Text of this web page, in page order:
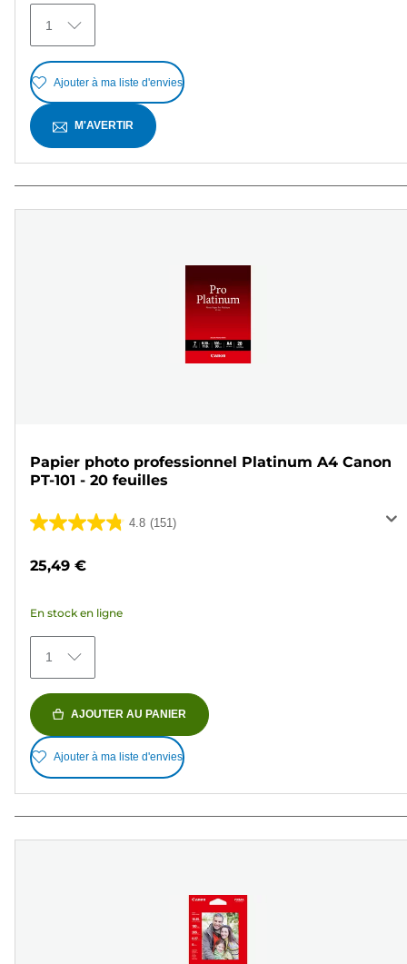
avis
1
Ajouter à ma liste d'envies
M'AVERTIR
Papier photo professionnel Platinum A4 Canon
PT-101 - 20 feuilles
4.8 (151)
4.8
5
151
avis
25,49 €
En stock en ligne
1
AJOUTER AU PANIER
Ajouter à ma liste d'envies